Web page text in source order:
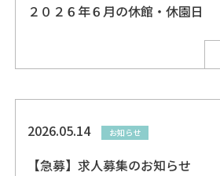
２０２６年６月の休館・休園日
2026.05.14 お知らせ
【急募】求人募集のお知らせ